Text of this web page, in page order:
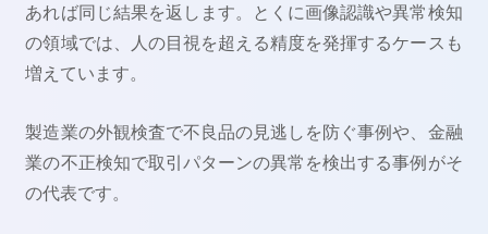
あれば同じ結果を返します。とくに画像認識や異常検知
の領域では、人の目視を超える精度を発揮するケースも
増えています。
製造業の外観検査で不良品の見逃しを防ぐ事例や、金融
業の不正検知で取引パターンの異常を検出する事例がそ
の代表です。